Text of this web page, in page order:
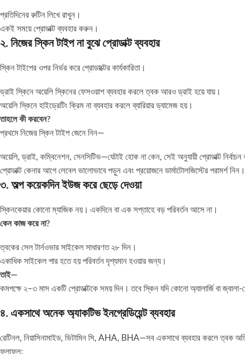
প্রতিদিনের রুটিন লিখে রাখুন।
একই সময়ে প্রোডাক্ট ব্যবহার করুন।
২. নিজের স্কিন টাইপ না বুঝে প্রোডাক্ট ব্যবহার
স্কিন টাইপের ওপর নির্ভর করে প্রোডাক্টের কার্যকারিতা।
ড্রাই স্কিনে অয়েলি স্কিনের ফেসওয়াশ ব্যবহার করলে ত্বক আরও ড্রাই হয়ে যায়।
অয়েলি স্কিনে হাইড্রেটিং ক্রিম না ব্যবহার করলে ব্যারিয়ার ড্যামেজ হয়।
তাহলে কী করবেন?
প্রথমে নিজের স্কিন টাইপ জেনে নিন—
অয়েলি, ড্রাই, কম্বিনেশন, সেনসিটিভ—যেটাই হোক না কেন, সেই অনুযায়ী প্রোডাক্ট
প্রোডাক্ট কেনার আগে লেবেল ভালোভাবে পড়ুন এবং প্রয়োজনে ডার্মাটোলজিস্টের পরামর্শ নিন।
৩. অল্প কয়েকদিন ইউজ করে ছেড়ে দেওয়া
স্কিনকেয়ার কোনো ম্যাজিক নয়। একদিনে বা এক সপ্তাহে বড় পরিবর্তন আসে না।
কেন কাজ করে না?
ত্বকের সেল টার্নওভার সাইকেল সাধারণত ২৮ দিন।
একাধিক সাইকেল পার হতে হয় পরিবর্তন দৃশ্যমান হওয়ার জন্য।
তাই—
কমপক্ষে ২–৩ মাস একটি প্রোডাক্টকে সময় দিন। তবে স্কিন যদি কোনো অ্যালার্জি বা জ্বালা-
৪. একসাথে অনেক অ্যাকটিভ ইনগ্রেডিয়েন্ট ব্যবহার
রেটিনল, নিয়াসিনামাইড, ভিটামিন সি, AHA, BHA—সব একসাথে ব্যবহার করলে ত্বক
ফলাফল: